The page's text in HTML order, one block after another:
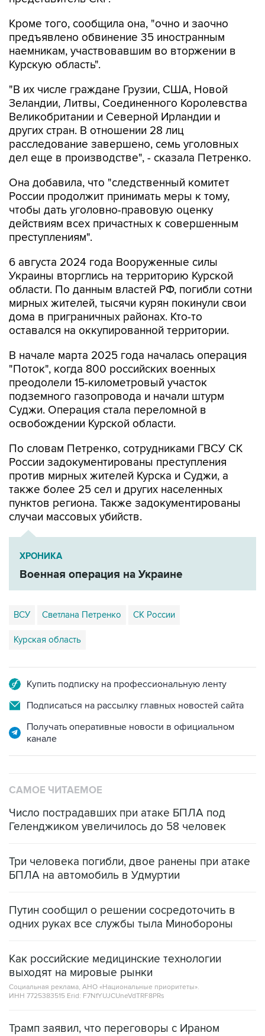
Кроме того, сообщила она, "очно и заочно
предъявлено обвинение 35 иностранным
наемникам, участвовавшим во вторжении в
Курскую область".
"В их числе граждане Грузии, США, Новой
Зеландии, Литвы, Соединенного Королевства
Великобритании и Северной Ирландии и
других стран. В отношении 28 лиц
расследование завершено, семь уголовных
дел еще в производстве", - сказала Петренко.
Она добавила, что "следственный комитет
России продолжит принимать меры к тому,
чтобы дать уголовно-правовую оценку
действиям всех причастных к совершенным
преступлениям".
6 августа 2024 года Вооруженные силы
Украины вторглись на территорию Курской
области. По данным властей РФ, погибли сотни
мирных жителей, тысячи курян покинули свои
дома в приграничных районах. Кто-то
оставался на оккупированной территории.
В начале марта 2025 года началась операция
"Поток", когда 800 российских военных
преодолели 15-километровый участок
подземного газопровода и начали штурм
Суджи. Операция стала переломной в
освобождении Курской области.
По словам Петренко, сотрудниками ГВСУ СК
России задокументированы преступления
против мирных жителей Курска и Суджи, а
также более 25 сел и других населенных
пунктов региона. Также задокументированы
случаи массовых убийств.
ХРОНИКА
Военная операция на Украине
ВСУ Светлана Петренко СК России
Курская область
Купить подписку на профессиональную ленту
Подписаться на рассылку главных новостей сайта
Получать оперативные новости в официальном
канале
САМОЕ ЧИТАЕМОЕ
Число пострадавших при атаке БПЛА под
Геленджиком увеличилось до 58 человек
Три человека погибли, двое ранены при атаке
БПЛА на автомобиль в Удмуртии
Путин сообщил о решении сосредоточить в
одних руках все службы тыла Минобороны
Как российские медицинские технологии
выходят на мировые рынки
Социальная реклама, АНО «Национальные приоритеты».
ИНН 7725383515 Erid: F7NfYUJCUneVdTRF8PRs
Трамп заявил, что переговоры с Ираном